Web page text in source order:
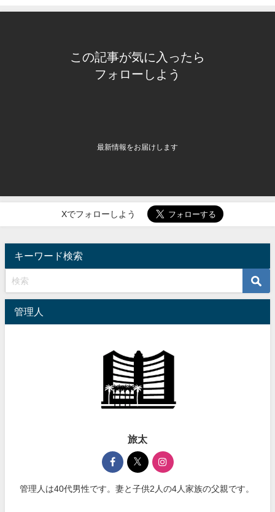
この記事が気に入ったら
フォローしよう
最新情報をお届けします
Xでフォローしよう
キーワード検索
管理人
旅太
管理人は40代男性です。妻と子供2人の4人家族の父親です。